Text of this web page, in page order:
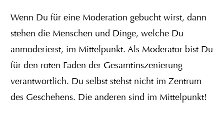
Wenn Du für eine Moderation gebucht wirst, dann
stehen die Menschen und Dinge, welche Du
anmoderierst, im Mittelpunkt. Als Moderator bist Du
für den roten Faden der Gesamtinszenierung
verantwortlich. Du selbst stehst nicht im Zentrum
des Geschehens. Die anderen sind im Mittelpunkt!